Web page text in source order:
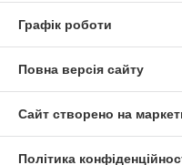
Графік роботи
Повна версія сайту
Сайт створено на
Політика